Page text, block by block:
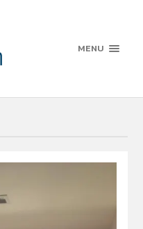
MENU